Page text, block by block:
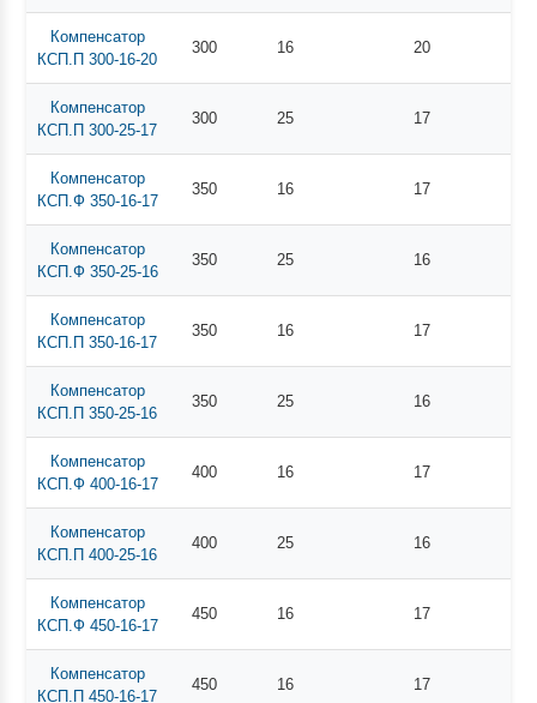
Компенсатор
КСП.П 300-16-20
300 16 20
Компенсатор
КСП.П 300-25-17
300 25 17
Компенсатор
КСП.Ф 350-16-17
350 16 17
Компенсатор
КСП.Ф 350-25-16
350 25 16
Компенсатор
КСП.П 350-16-17
350 16 17
Компенсатор
КСП.П 350-25-16
350 25 16
Компенсатор
КСП.Ф 400-16-17
400 16 17
Компенсатор
КСП.П 400-25-16
400 25 16
Компенсатор
КСП.Ф 450-16-17
450 16 17
Компенсатор
КСП.П 450-16-17
450 16 17